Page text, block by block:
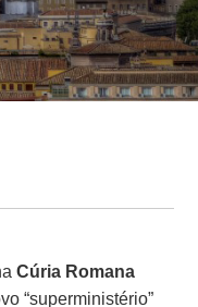
Cúria Romana
“superministério”